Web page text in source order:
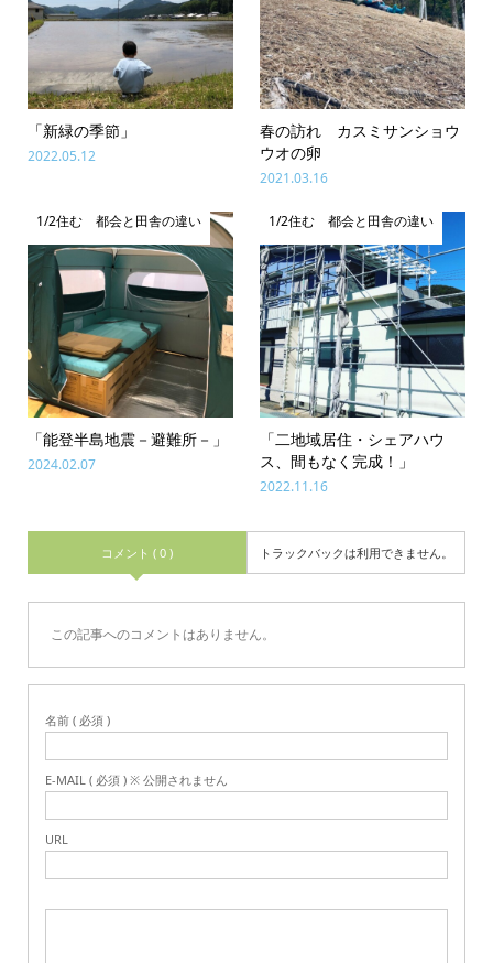
「新緑の季節」
2022.05.12
春の訪れ カスミサンショウ
ウオの卵
2021.03.16
1/2住む 都会と田舎の違い
「能登半島地震－避難所－」
2024.02.07
1/2住む 都会と田舎の違い
「二地域居住・シェアハウ
ス、間もなく完成！」
2022.11.16
コメント ( 0 ) トラックバックは利用できません。
この記事へのコメントはありません。
名前 ( 必須 )
E-MAIL ( 必須 ) ※ 公開されません
URL